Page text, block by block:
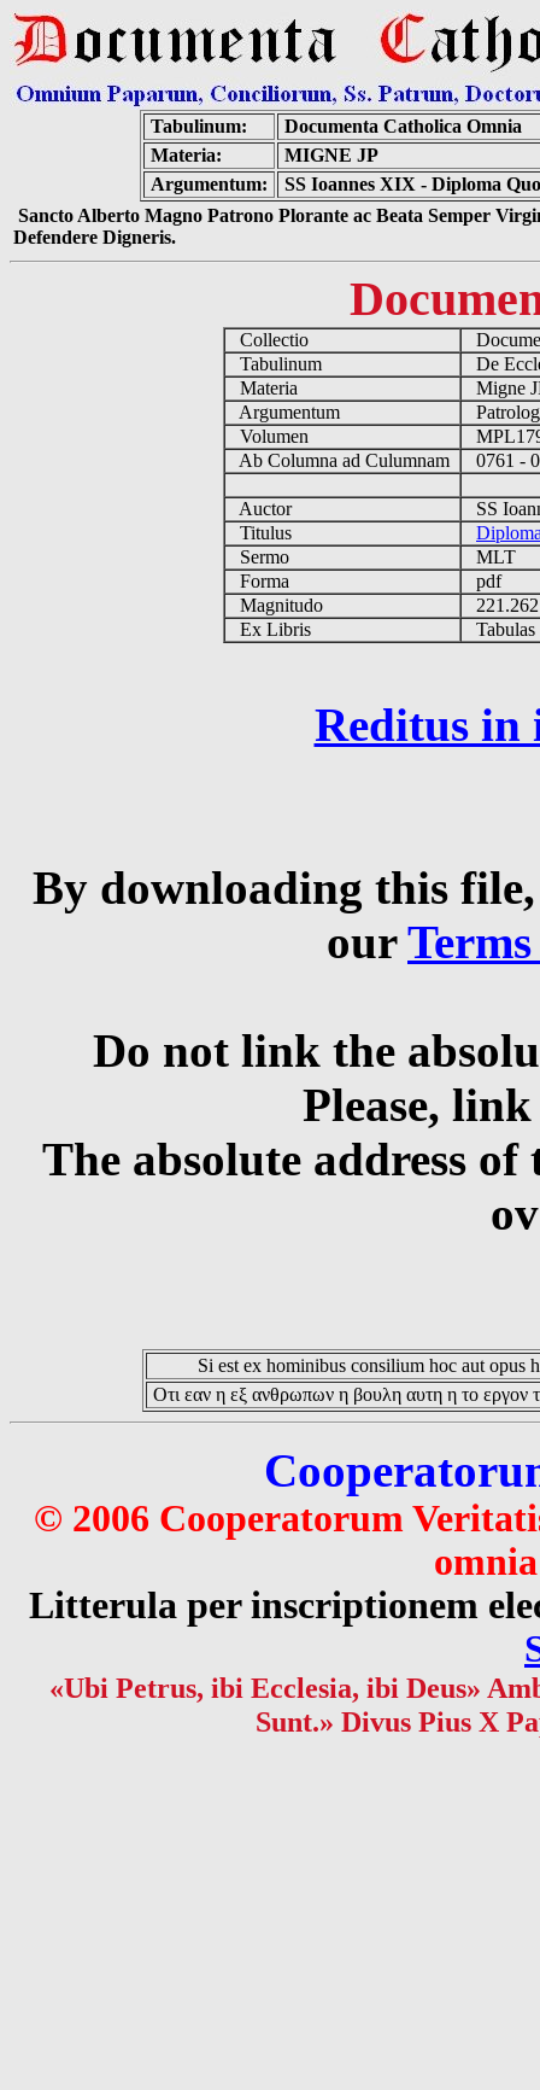
Tabulinum:
Documenta Catholica Omnia
Materia:
MIGNE JP
Argumentum:
SS Ioannes XIX - Diploma
Sancto Alberto Magno Patrono Plorante ac Beata Semper
Defendere Digneris.
Collectio
Tabulinum
De
Materia
Migne
Argumentum
Volumen
Ab Columna ad Culumnam
0761 -
Auctor
SS
Titulus
Sermo
MLT
Forma
pdf
Magnitudo
Ex Libris
Reditus in
By downloading this
our
Do not link the
Please,
The absolute address
Si est ex hominibus consilium hoc aut opus
Οτι εαν η εξ ανθρωπων η βουλη αυτη η το εργον
© 2006 Cooperatorum
Litterula per inscriptionem
«Ubi Petrus, ibi Ecclesia, ibi Deus»
Sunt.» Divus Pius X